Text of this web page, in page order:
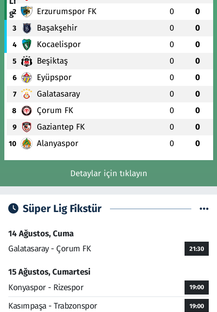
2 Erzurumspor FK 0 0
3 Başakşehir 0 0
4 Kocaelispor 0 0
5 Beşiktaş 0 0
6 Eyüpspor 0 0
7 Galatasaray 0 0
8 Çorum FK 0 0
9 Gaziantep FK 0 0
10 Alanyaspor 0 0
Detaylar için tıklayın
Süper Lig Fikstür
14 Ağustos, Cuma
Galatasaray - Çorum FK
21:30
15 Ağustos, Cumartesi
Konyaspor - Rizespor
19:00
Kasımpaşa - Trabzonspor 19:00